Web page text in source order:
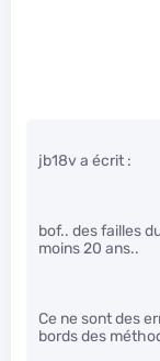
jb18v a écrit :
bof.. des failles
moins 20 ans..
Ce ne sont des
bords des